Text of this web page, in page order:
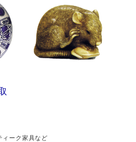
ィーク家具など